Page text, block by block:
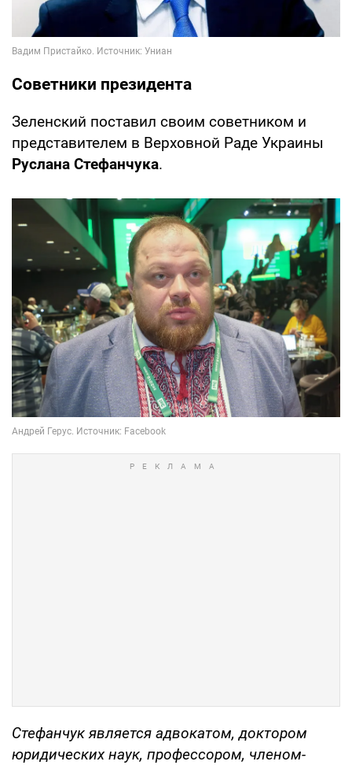
Советники президента
Зеленский поставил своим советником и
представителем в Верховной Раде Украины
Руслана Стефанчука.
Стефанчук является адвокатом, доктором
юридических наук, профессором, членом-